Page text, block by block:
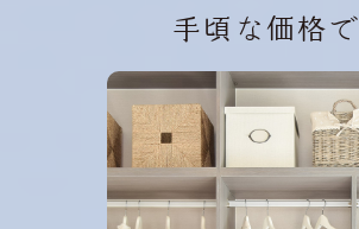
手頃な価格で